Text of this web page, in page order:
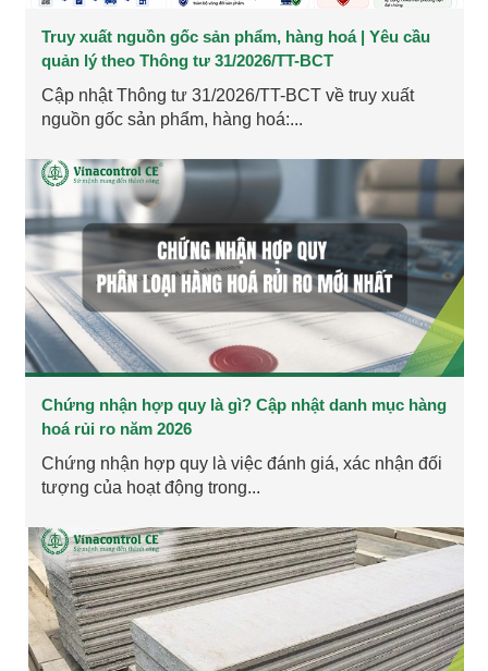
Truy xuất nguồn gốc sản phẩm, hàng hoá | Yêu cầu
quản lý theo Thông tư 31/2026/TT-BCT
Cập nhật Thông tư 31/2026/TT-BCT về truy xuất
nguồn gốc sản phẩm, hàng hoá:...
Chứng nhận hợp quy là gì? Cập nhật danh mục hàng
hoá rủi ro năm 2026
Chứng nhận hợp quy là việc đánh giá, xác nhận đối
tượng của hoạt động trong...